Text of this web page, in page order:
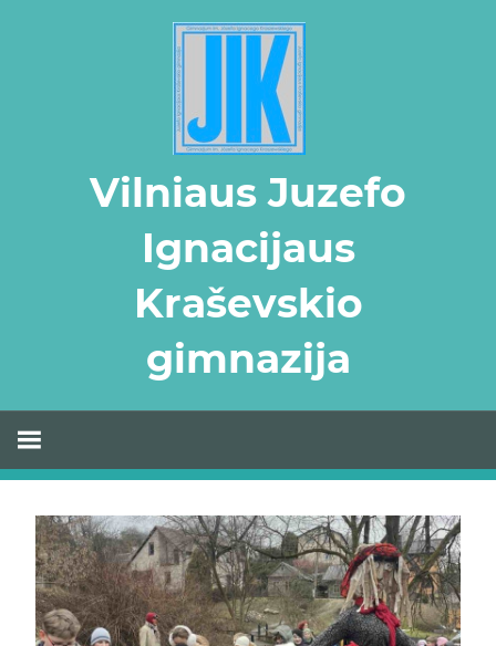
Vilniaus Juzefo
Ignacijaus
Kraševskio
gimnazija